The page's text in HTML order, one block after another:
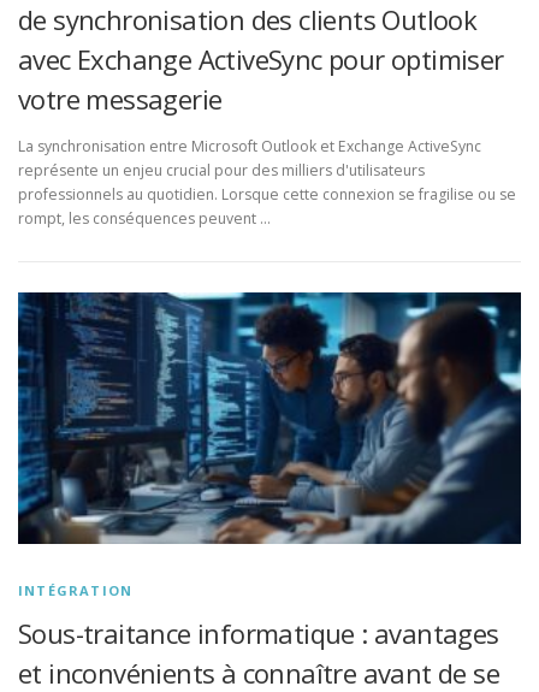
de synchronisation des clients Outlook
avec Exchange ActiveSync pour optimiser
votre messagerie
La synchronisation entre Microsoft Outlook et Exchange ActiveSync
représente un enjeu crucial pour des milliers d'utilisateurs
professionnels au quotidien. Lorsque cette connexion se fragilise ou se
rompt, les conséquences peuvent …
INTÉGRATION
Sous-traitance informatique : avantages
et inconvénients à connaître avant de se